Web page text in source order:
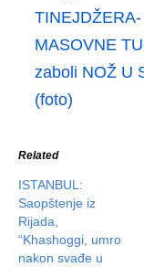
MASOVNE
zaboli NOŽ U
(foto)
Related
ISTANBUL:
Saopštenje iz
Rijada,
“Khashoggi, umro
nakon svađe u